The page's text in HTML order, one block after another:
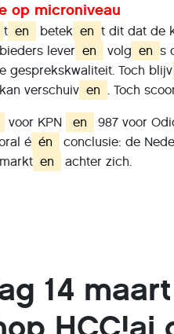
op microniveau
t en betek en t dit dat de
lever en volg en s
gesprekskwaliteit. Toch blijv
verschuiv en . Toch
voor KPN en
987 voor
é én conclusie: de
en achter zich.
14